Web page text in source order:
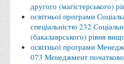
Обліково-фінансовий
Торгівлі, маркетингу та
Економіки, менеджменту та
Кафедри
другого (магістерського)
освітньої програми
спеціальністю 232
(бакалаврського) рівня
освітньої програми
073 Менеджмент